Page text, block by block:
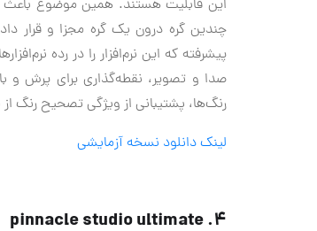
این قابلیت هستند. همین موضوع باعث
پیشرفته که این نرم‌افزار را در رده
صدا و تصویر، نقطه‌گذاری برای پرش و
رنگ‌ها، پشتیبانی از ویژگی تصحیح رنگ از
لینک دانلود نسخه آزمایشی
4. pinnacle studio ultimate